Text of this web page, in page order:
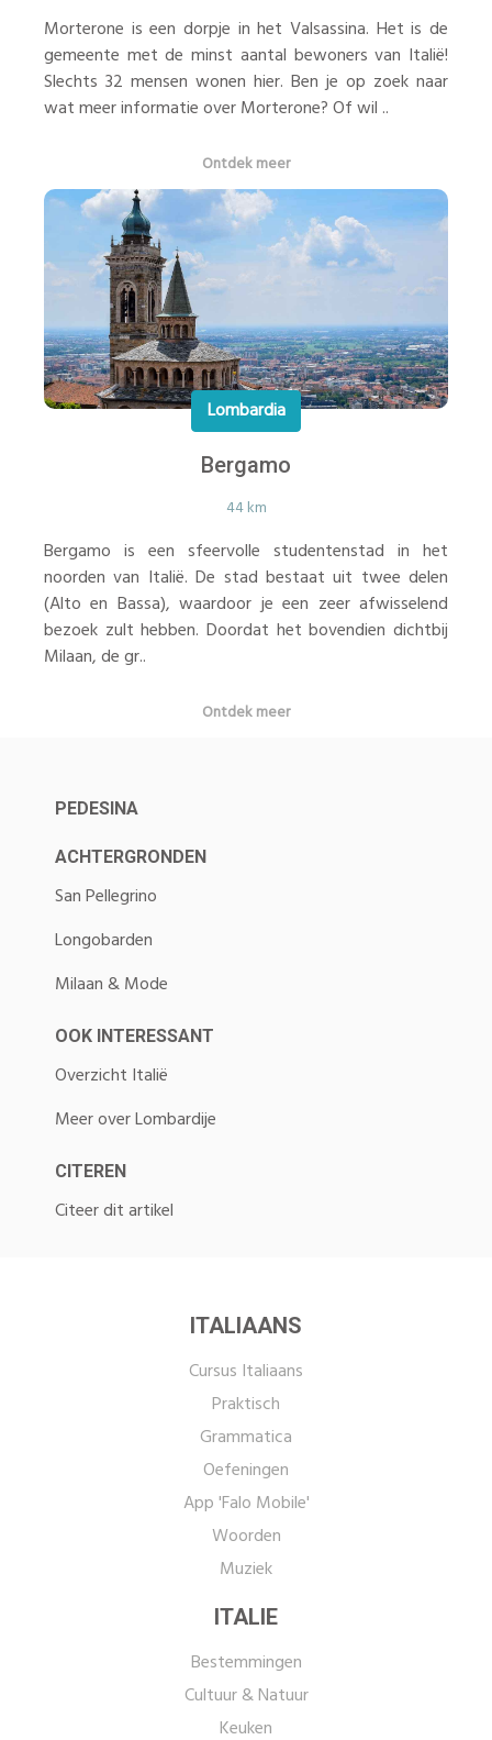
Morterone is een dorpje in het Valsassina. Het is de
gemeente met de minst aantal bewoners van Italië!
Slechts 32 mensen wonen hier. Ben je op zoek naar
wat meer informatie over Morterone? Of wil ..
Ontdek meer
Lombardia
Bergamo
44 km
Bergamo is een sfeervolle studentenstad in het
noorden van Italië. De stad bestaat uit twee delen
(Alto en Bassa), waardoor je een zeer afwisselend
bezoek zult hebben. Doordat het bovendien dichtbij
Milaan, de gr..
Ontdek meer
PEDESINA
ACHTERGRONDEN
San Pellegrino
Longobarden
Milaan & Mode
OOK INTERESSANT
Overzicht Italië
Meer over Lombardije
CITEREN
Citeer dit artikel
ITALIAANS
Cursus Italiaans
Praktisch
Grammatica
Oefeningen
App 'Falo Mobile'
Woorden
Muziek
ITALIE
Bestemmingen
Cultuur & Natuur
Keuken